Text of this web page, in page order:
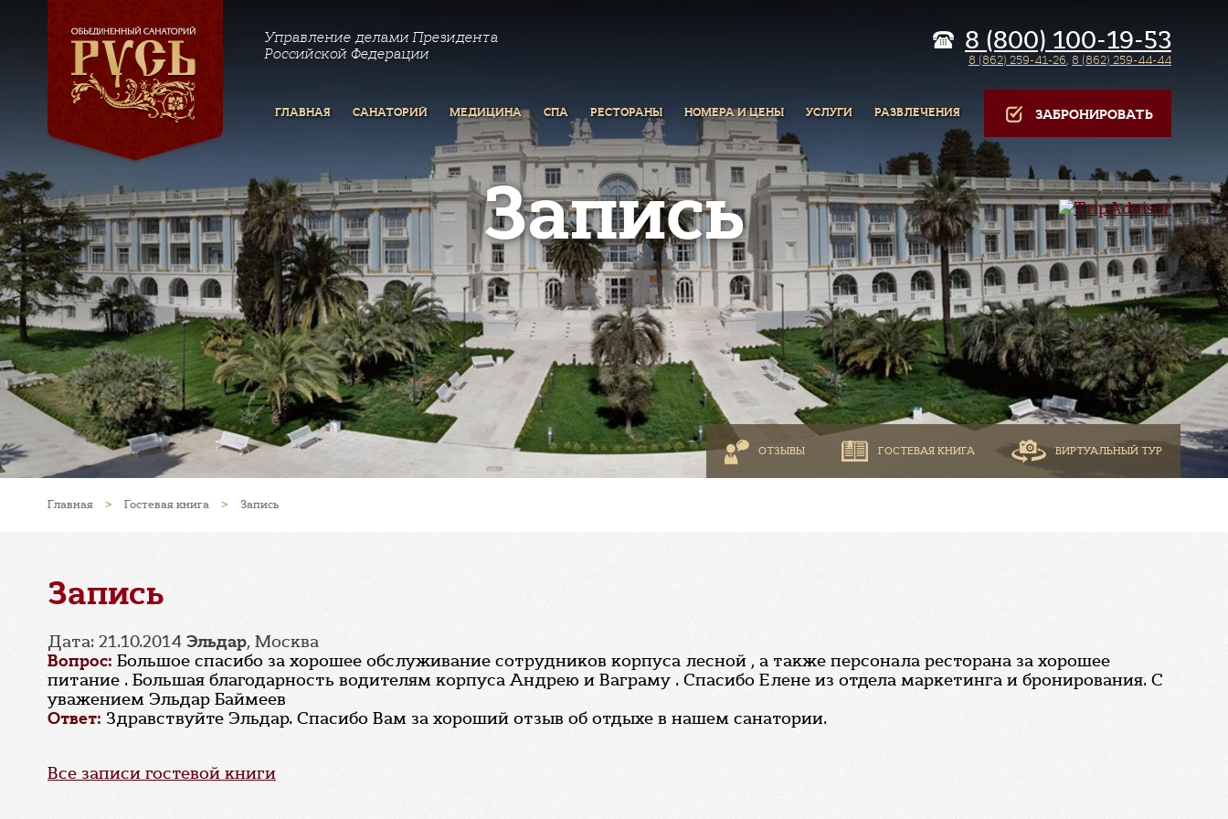
Управление делами Президента
Российской Федерации
8 (800) 100-19-53
8 (862) 259-41-26, 8 (862) 259-44-44
ГЛАВНАЯ САНАТОРИЙ МЕДИЦИНА СПА РЕСТОРАНЫ НОМЕРА И ЦЕНЫ УСЛУГИ РАЗВЛЕЧЕНИЯ ЗАБРОНИРОВАТЬ
Запись
ОТЗЫВЫ ГОСТЕВАЯ КНИГА ВИРТУАЛЬНЫЙ ТУР
Главная > Гостевая книга > Запись
Запись
Дата: 21.10.2014 Эльдар, Москва
Вопрос: Большое спасибо за хорошее обслуживание сотрудников корпуса лесной , а также персонала ресторана за хорошее
питание . Большая благодарность водителям корпуса Андрею и Ваграму . Спасибо Елене из отдела маркетинга и бронирования. С
уважением Эльдар Баймеев
Ответ: Здравствуйте Эльдар. Спасибо Вам за хороший отзыв об отдыхе в нашем санатории.
Все записи гостевой книги